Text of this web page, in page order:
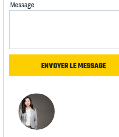
Message